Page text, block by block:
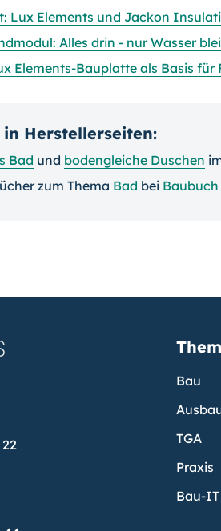
Lux Elements und Jackon
Alles drin - nur Wasser
Elements-Bauplatte als Basis für
in Herstellerseiten:
Bad und bodengleiche Duschen
zum Thema Bad bei
Bau
TGA
Praxis
Bau-IT